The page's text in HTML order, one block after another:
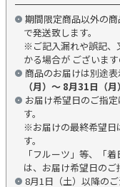
期間限定商品以外の
で発送致します。
※ご記入漏れや誤記、
かる場合が ございます
商品のお届けは別途表
（月）～ 8月31日（
お届け希望日のご指
す。
※お届けの最終希望日
す。
「フルーツ」等、「
は、お届け希望日のご
8月1日（土）以降の